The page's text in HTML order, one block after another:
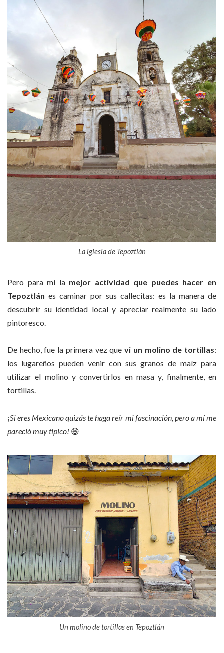
La iglesia de Tepoztlán
Pero para mí la mejor actividad que puedes hacer en
Tepoztlán es caminar por sus callecitas: es la manera de
descubrir su identidad local y apreciar realmente su lado
pintoresco.
De hecho, fue la primera vez quevi un molino de tortillas:
los lugareños pueden venir con sus granos de maíz para
utilizar el molino y convertirlos en masa y, finalmente, en
tortillas.
¡Si eres Mexicano quizás te haga reír mi fascinación, pero a mí me
pareció muy típico! 😆
Un molino de tortillas en Tepoztlán